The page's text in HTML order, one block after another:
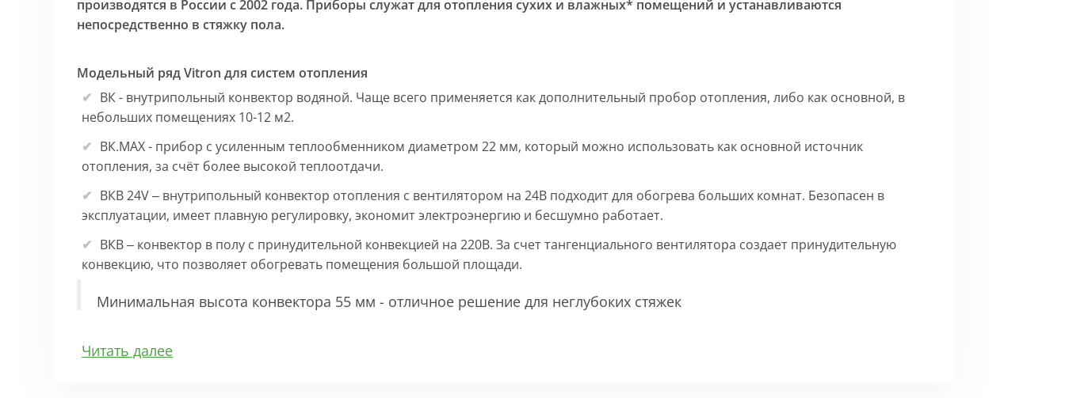
производятся в России с 2002 года. Приборы служат для отопления сухих и влажных* помещений и устанавливаются
непосредственно в стяжку пола.
Модельный ряд Vitron для систем отопления
ВК - внутрипольный конвектор водяной. Чаще всего применяется как дополнительный пробор отопления, либо как основной, в
небольших помещениях 10-12 м2.
ВК.МАХ - прибор с усиленным теплообменником диаметром 22 мм, который можно использовать как основной источник
отопления, за счёт более высокой теплоотдачи.
ВКВ 24V – внутрипольный конвектор отопления с вентилятором на 24В подходит для обогрева больших комнат. Безопасен в
эксплуатации, имеет плавную регулировку, экономит электроэнергию и бесшумно работает.
ВКВ – конвектор в полу с принудительной конвекцией на 220В. За счет тангенциального вентилятора создает принудительную
конвекцию, что позволяет обогревать помещения большой площади.
Минимальная высота конвектора 55 мм - отличное решение для неглубоких стяжек
Особенности:
Читать далее